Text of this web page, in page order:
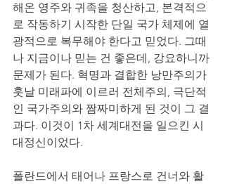
해온 영주와 귀족을 청산하고, 본격적으
로 작동하기 시작한 단일 국가 체제에 열
광적으로 복무해야 한다고 믿었다. 그때
나 지금이나 믿는 건 좋은데, 강요하니까
문제가 된다. 혁명과 결합한 낭만주의가
훗날 미래파에 이르러 전체주의, 극단적
인 국가주의와 짬짜미하게 된 것이 그 결
과다. 이것이 1차 세계대전을 일으킨 시
대정신이었다.
폴란드에서 태어나 프랑스로 건너와 활